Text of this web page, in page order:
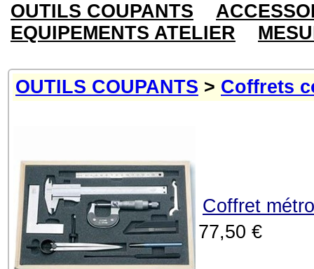
OUTILS COUPANTS
EQUIPEMENTS ATELIER
OUTILS COUPANTS > Coffrets
Coffret
77,50 €